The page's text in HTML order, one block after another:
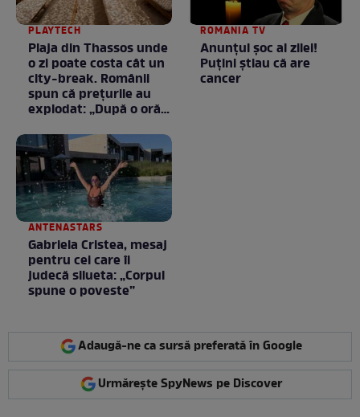
PLAYTECH
Plaja din Thassos unde
o zi poate costa cât un
city-break. Românii
spun că prețurile au
explodat: „După o oră
ROMANIA TV
Anunţul şoc al zilei!
Puţini ştiau că are
cancer
ANTENASTARS
Gabriela Cristea, mesaj
pentru cei care îi
judecă silueta: „Corpul
spune o poveste”
Adaugă-ne ca sursă preferată în Google
Urmărește SpyNews pe Discover